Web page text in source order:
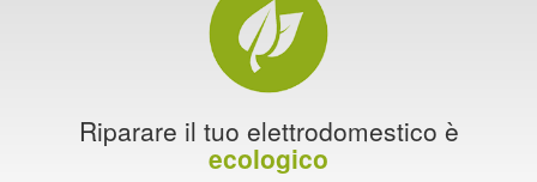
Riparare il tuo elettrodomestico è
ecologico